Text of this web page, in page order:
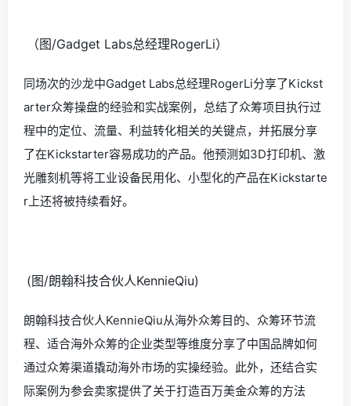
（图/Gadget Labs总经理RogerLi）
同场次的沙龙中Gadget Labs总经理RogerLi分享了Kickst
arter众筹操盘的经验和实战案例，总结了众筹项目执行过
程中的定位、流量、利益转化相关的关键点，并拓展分享
了在Kickstarter容易成功的产品。他预测如3D打印机、激
光雕刻机等将工业设备民用化、小型化的产品在Kickstarte
r上还将被持续看好。
(图/朗翰科技合伙人KennieQiu)
朗翰科技合伙人KennieQiu从海外众筹目的、众筹环节流
程、适合海外众筹的企业类型等维度分享了中国品牌如何
通过众筹渠道撬动海外市场的实操经验。此外，还结合实
际案例为参会卖家提供了关于打造百万美金众筹的方法